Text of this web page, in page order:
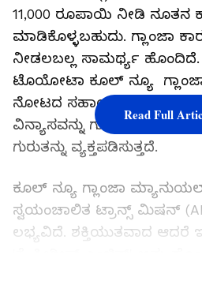
11,000 ರೂಪಾಯಿ ನೀಡಿ ನೂತನ
ಮಾಡಿಕೊಳ್ಳಬಹುದು. ಗ್ಲಾಂಜಾ
ನೀಡಲಬಲ್ಲ ಸಾಮರ್ಥ್ಯ ಹೊಂದಿದೆ.
ಟೊಯೋಟಾ ಕೂಲ್ ನ್ಯೂ ಗ್ಲಾಂಜಾ
ನೋಟದ ಸಹಾಯದಿಂದ ಸ್ಟೈಲಿಶ್
ವಿನ್ಯಾಸವನ್ನು
ಗುರುತನ್ನು ವ್ಯಕ್ತಪಡಿಸುತ್ತದೆ.
ಕೂಲ್ ನ್ಯೂ ಗ್ಲಾಂಜಾ
ಸ್ವಯಂಚಾಲಿತ ಟ್ರಾನ್ಸ್ ಮಿಷನ್
ಲಭ್ಯವಿದೆ. ಶಕ್ತಿಯುತವಾದ ಆದರೆ
Read Full